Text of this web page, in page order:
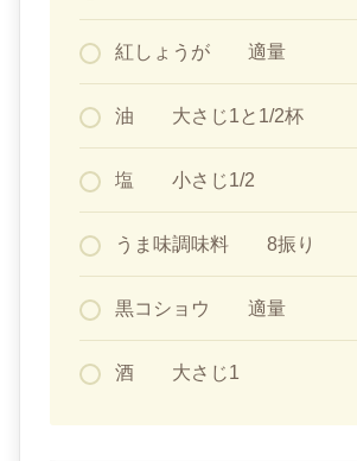
紅しょうが 適量
油 大さじ1と1/2杯
塩 小さじ1/2
うま味調味料 8振り
黒コショウ 適量
酒 大さじ1